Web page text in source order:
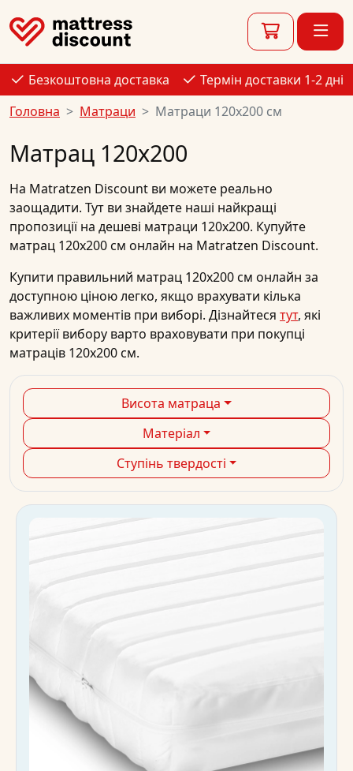
Безкоштовна доставка
Термін доставки 1-2 дні
Головна
Матраци Матраци 120x200 см
Матрац 120x200
На Matratzen Discount ви можете реально
заощадити. Тут ви знайдете наші найкращі
пропозиціїна дешеві матраци 120x200. Купуйте
матрац 120х200 см онлайн на Matratzen Discount.
Купити правильний матрац 120х200 см онлайн за
доступною ціною легко, якщо врахувати кілька
важливих моментів при виборі. Дізнайтеся тут, які
критерії вибору варто враховувати при покупці
матраців 120х200 см.
Висота матраца
Матеріал
Ступінь твердості